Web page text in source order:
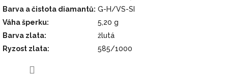
Barva a čistota diamantů: G-H/VS-SI
Váha šperku:
5,20 g
Barva zlata:
žlutá
Ryzost zlata: 585/1000